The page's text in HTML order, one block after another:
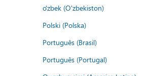
o'zbek (O'zbekiston)
Polski (Polska)
Português (Brasil)
Português (Portugal)